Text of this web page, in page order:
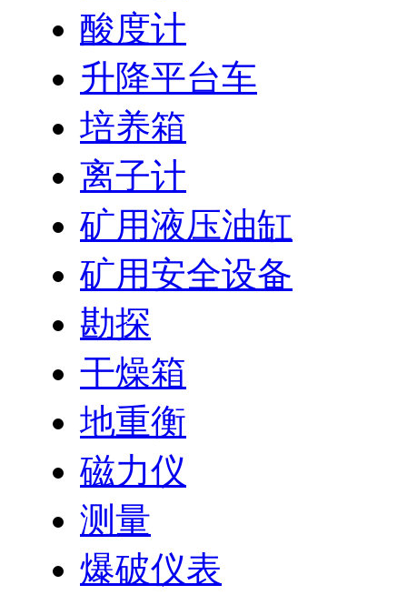
酸度计
升降平台车
培养箱
离子计
矿用液压油缸
矿用安全设备
勘探
干燥箱
地重衡
磁力仪
测量
爆破仪表